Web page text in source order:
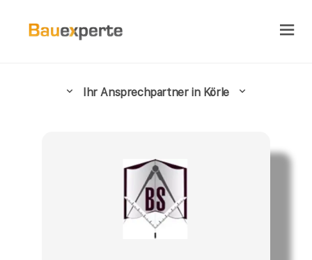
Ihr Ansprechpartner in Körle